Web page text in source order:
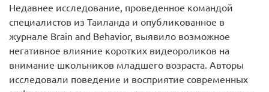
Недавнее исследование, проведенное командой
специалистов из Таиланда и опубликованное в
журнале Brain and Behavior, выявило возможное
негативное влияние коротких видеороликов на
внимание школьников младшего возраста. Авторы
исследовали поведение и восприятие современных